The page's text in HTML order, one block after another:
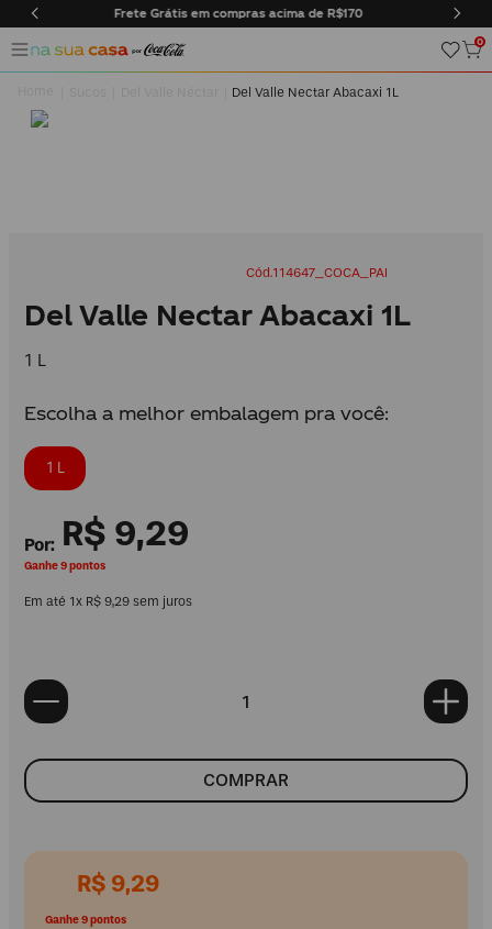
acima de R$170 Entregas somente na cidade do Rio
0
Del Valle Nectar Abacaxi 1L
114647_COCA_PAI
Del Valle Nectar Abacaxi 1L
1 L
Escolha a melhor embalagem pra você:
1 L
R$ 9,29
Ganhe 9 pontos
Em até 1x R$ 9,29 sem juros
COMPRAR
R$ 9,29
Ganhe 9 pontos